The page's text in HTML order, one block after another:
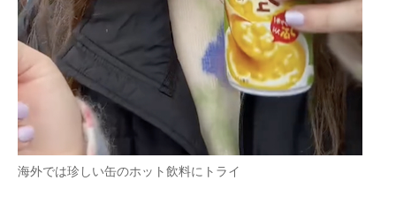
海外では珍しい缶のホット飲料にトライ